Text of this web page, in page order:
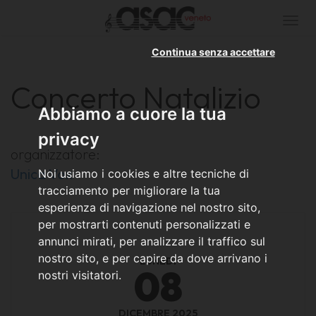
Abbiamo a cuore la tua
privacy
Noi usiamo i cookies e altre tecniche di
tracciamento per migliorare la tua
esperienza di navigazione nel nostro sito,
per mostrarti contenuti personalizzati e
annunci mirati, per analizzare il traffico sul
nostro sito, e per capire da dove arrivano i
nostri visitatori.
Continua senza accettare
Concerto Natalizio
organizzatore:
Unica Vox
LUNEDÌ
08
DICEMBRE 2025